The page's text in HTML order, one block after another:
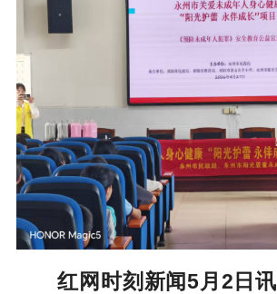
红网时刻新闻5月2日讯